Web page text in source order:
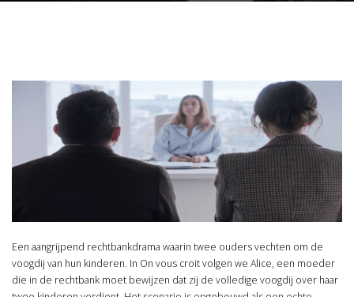
Een aangrijpend rechtbankdrama waarin twee ouders vechten om de
voogdij van hun kinderen. In On vous croit volgen we Alice, een moeder
die in de rechtbank moet bewijzen dat zij de volledige voogdij over haar